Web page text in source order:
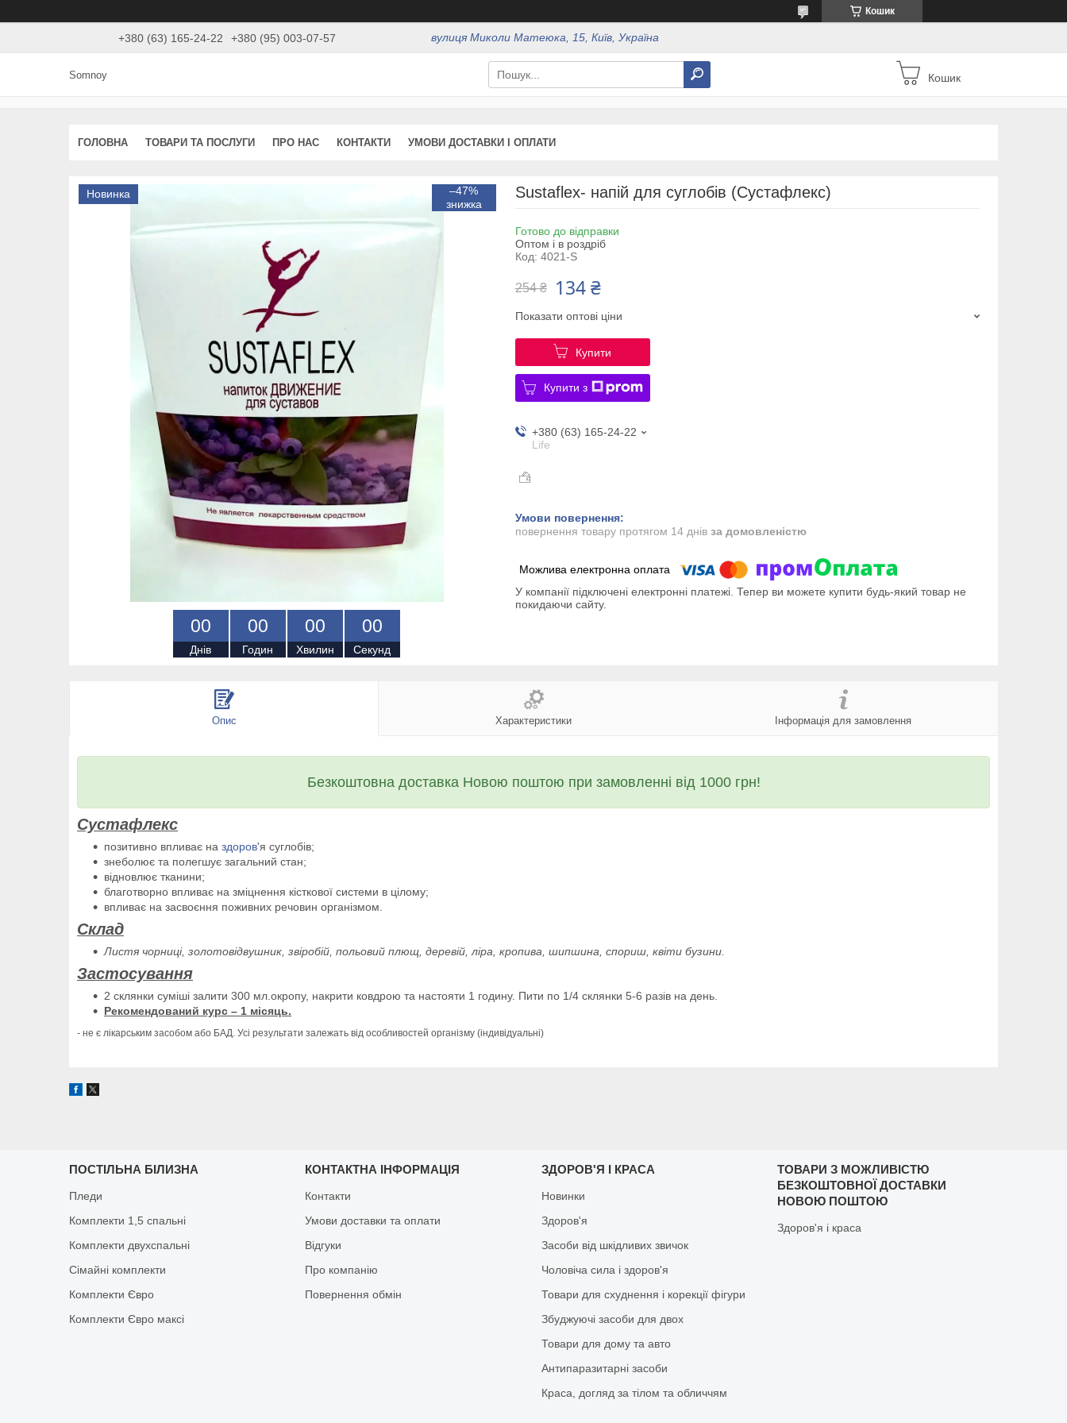
Кошик
+380 (63) 165-24-22 +380 (95) 003-07-57 вулиця Миколи Матеюка, 15, Київ, Україна
Somnoy Кошик
ГОЛОВНА ТОВАРИ ТА ПОСЛУГИ ПРО НАС КОНТАКТИ УМОВИ ДОСТАВКИ І ОПЛАТИ
Новинка –47%
00
Днів
00
Годин
00
Хвилин
00
Секунд
Sustaflex- напій для суглобів (Сустафлекс)
Готово до відправки
Оптом і в роздріб
Код: 4021-S
254 ₴ 134 ₴
Показати оптові ціни
Купити
Купити з
+380 (63) 165-24-22
Life
повернення товару протягом 14 днів за домовленістю
У компанії підключені електронні платежі. Тепер ви можете купити будь-який товар не
покидаючи сайту.
Опис Характеристики Інформація для замовлення
Безкоштовна доставка Новою поштою при замовленні від 1000 грн!
Сустафлекс
позитивно впливає на здоров'я суглобів;
знеболює та полегшує загальний стан;
відновлює тканини;
благотворно впливає на зміцнення кісткової системи в цілому;
впливає на засвоєння поживних речовин організмом.
Склад
Листя чорниці, золотовідвушник, звіробій, польовий плющ, деревій, ліра, кропива, шипшина, спориш, квіти бузини.
Застосування
2 склянки суміші залити 300 мл.окропу, накрити ковдрою та настояти 1 годину. Пити по 1/4 склянки 5-6 разів на день.
Рекомендований курс – 1 місяць.
- не є лікарським засобом або БАД. Усі результати залежать від особливостей організму (індивідуальні)
ПОСТІЛЬНА БІЛИЗНА
Пледи
Комплекти 1,5 спальні
Комплекти двухспальні
Сімайні комплекти
Комплекти Євро
Комплекти Євро максі
КОНТАКТНА ІНФОРМАЦІЯ
Контакти
Умови доставки та оплати
Відгуки
Про компанію
Повернення обмін
ЗДОРОВ'Я І КРАСА
Новинки
Здоров'я
Засоби від шкідливих звичок
Чоловіча сила і здоров'я
Товари для схуднення і корекції фігури
Збуджуючі засоби для двох
Товари для дому та авто
Антипаразитарні засоби
Краса, догляд за тілом та обличчям
ТОВАРИ З МОЖЛИВІСТЮ
БЕЗКОШТОВНОЇ ДОСТАВКИ
НОВОЮ ПОШТОЮ
Здоров'я і краса